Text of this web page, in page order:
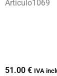
Articulo1069
51.00 € IVA